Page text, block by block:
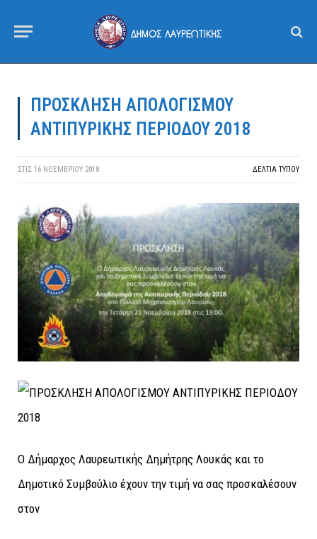
ΠΡΟΣΚΛΗΣΗ ΑΠΟΛΟΓΙΣΜΟΥ
ΑΝΤΙΠΥΡΙΚΗΣ ΠΕΡΙΟΔΟΥ 2018
ΣΤΙΣ 16 ΝΟΕΜΒΡΊΟΥ 2018 ΔΕΛΤΙΑ ΤΥΠΟΥ
Ο Δήμαρχος Λαυρεωτικής Δημήτρης Λουκάς και το
Δημοτικό Συμβούλιο έχουν την τιμή να σας προσκαλέσουν
στον